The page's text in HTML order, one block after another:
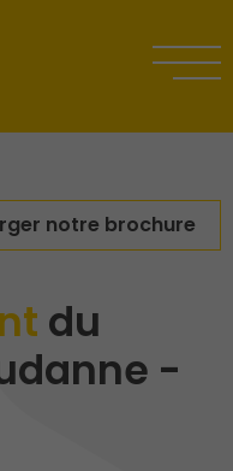
notre brochure
du
-